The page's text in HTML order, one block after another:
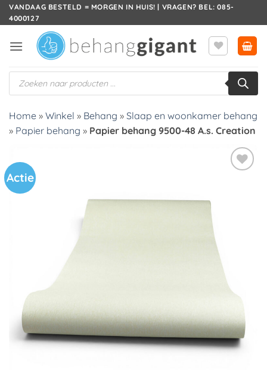
Ga
naar
VANDAAG BESTELD = MORGEN IN HUIS! | VRAGEN? BEL: 085-
4000127
Producten
zoeken
Home » Winkel » Behang » Slaap en woonkamer behang
» Papier behang » Papier behang 9500-48 A.s. Creation
Actie
verlanglijst